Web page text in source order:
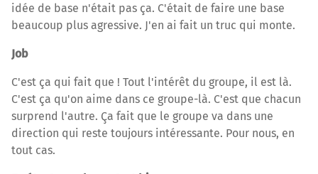
idée de base n'était pas ça. C'était de faire une base
beaucoup plus agressive. J'en ai fait un truc qui monte.
Job
C'est ça qui fait que ! Tout l'intérêt du groupe, il est là.
C'est ça qu'on aime dans ce groupe-là. C'est que chacun
surprend l'autre. Ça fait que le groupe va dans une
direction qui reste toujours intéressante. Pour nous, en
tout cas.